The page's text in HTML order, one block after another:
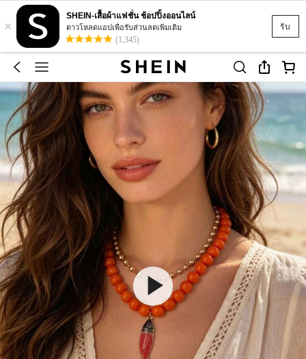
รับ
×
SHEIN-เสื้อผ้าแฟชั่น ช้อปปิ้งออนไลน์
ดาวโหลดแอปเพื่อรับส่วนลดเพิ่มเติม
(1,345)